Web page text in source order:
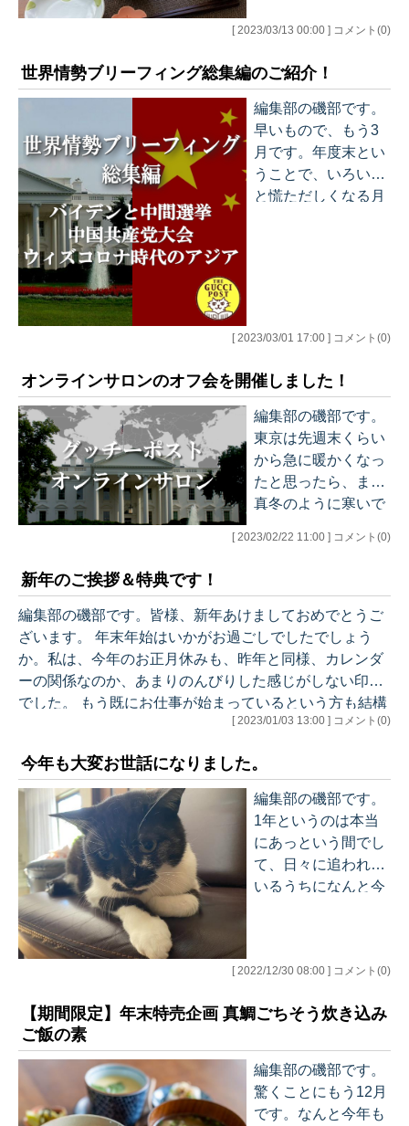
た方からは大変ご好
り、リピートして何
度も楽しんでいただ
いております。 この
桜鯛の季節の炊き
込…
ストのFacebookペ
st」が新たに開設さ
れました！ ぜひご覧
になってみてくださ
い（ブログの左上の
アイコンからもアク
セス可能です）。 こ
の皆様との交流も盛
は、桜鯛の季節に突
のみち鮮魚店さんに
お願いして、またも
や皆様の分を確保し
てもらいました！ お
申し込みは本日よ
り、以下のサイトか
ら受付開始いたしま
355a66 この鯛めし
そのまま閉じ込め
て、しかも炊飯器だ
けで手軽に美味しく
いただけてしまう、
ということで、これ
まで多くの方に召し
上がっていただき、
[ 2023/03/13 00:00 ] コメント(0)
世界情勢ブリーフィング総集編のご紹介！
編集部の磯部です。
早いもので、もう3
月です。年度末とい
うことで、いろいろ
と慌ただしくなる月
花粉症が酷くて参っ
ています。皆さまは
いかがお過ごしでし
ょうか。 さて、先週
の金曜日にメルマガ
「世界情勢ブリーフ
ィング」の総集編の
がリリースされまし
挙、中国共産党大
会、ウィズコロナ時
代のアジア」（23/2/
24） 既に総集編のこ
とをご存じの方も多
いと思いますが、こ
勢ブリーフィングの
過去のメルマガ…
[ 2023/03/01 17:00 ] コメント(0)
オンラインサロンのオフ会を開催しました！
編集部の磯部です。
東京は先週末くらい
から急に暖かくなっ
たと思ったら、また
真冬のように寒いで
すが、もうすぐ3月
ということで、春の
訪れももうすぐでし
ょうか。皆様も風邪
などひかないように
くれぐれもお気をつ
けください。私は、
してしまった花粉症
がヤバイ感じです。
さて、先週はオンラ
インサロンの記念す
べき初めてのオフ会
がありました。ずい
ナの感染拡大によ
しないまま時が過ぎ
た。 今回は、オンラ
インサロンのメンバ
ーの方から「そろそ
ろいいのではな…
[ 2023/02/22 11:00 ] コメント(0)
新年のご挨拶＆特典です！
編集部の磯部です。皆様、新年あけましておめでとうご
ざいます。 年末年始はいかがお過ごしでしたでしょう
か。私は、今年のお正月休みも、昨年と同様、カレンダ
ーの関係なのか、あまりのんびりした感じがしない印象
でした。 もう既にお仕事が始まっているという方も結構
いらっしゃるかと思います。私も、いい緊張感を保った
きたいと思います。 さて新年早々、グッチーポスト新年
の特別企画のご紹介です！ １．有料記事のプレゼント メ
ルマガ「世界情勢ブリーフィング」の有料記事のプレゼ
ント企画です。 今月に限り、希望される方であればどな
たにも、世界情勢ブリーフィン…
[ 2023/01/03 13:00 ] コメント(0)
今年も大変お世話になりました。
編集部の磯部です。
1年というのは本当
にあっという間でし
て、日々に追われて
いるうちになんと今
この1年間をいかが
ょうか。 グッチーポ
なことにチャレンジ
した1年でした。 ま
ず、新たなメルマガ
[ 2022/12/30 08:00 ] コメント(0)
【期間限定】年末特売企画 真鯛ごちそう炊き込み
ご飯の素
編集部の磯部です。
驚くことにもう12月
です。なんと今年も